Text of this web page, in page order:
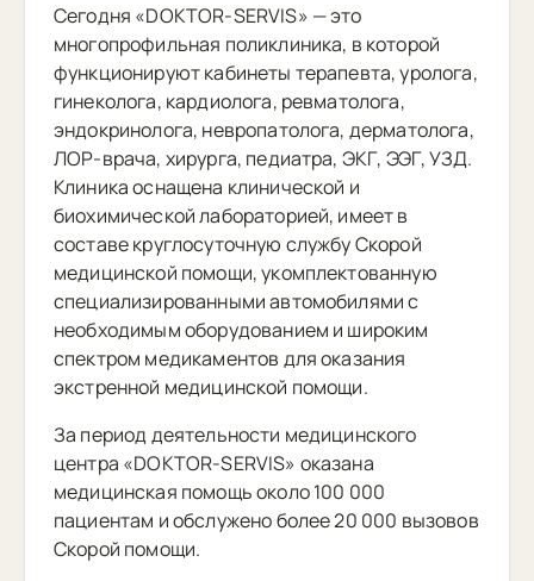
Сегодня «DOKTOR-SERVIS» — это
многопрофильная поликлиника, в которой
функционируют кабинеты терапевта, уролога,
гинеколога, кардиолога, ревматолога,
эндокринолога, невропатолога, дерматолога,
ЛОР-врача, хирурга, педиатра, ЭКГ, ЭЭГ, УЗД.
Клиника оснащена клинической и
биохимической лабораторией, имеет в
составе круглосуточную службу Скорой
медицинской помощи, укомплектованную
специализированными автомобилями с
необходимым оборудованием и широким
спектром медикаментов для оказания
экстренной медицинской помощи.
За период деятельности медицинского
центра «DOKTOR-SERVIS» оказана
медицинская помощь около 100 000
пациентам и обслужено более 20 000 вызовов
Скорой помощи.